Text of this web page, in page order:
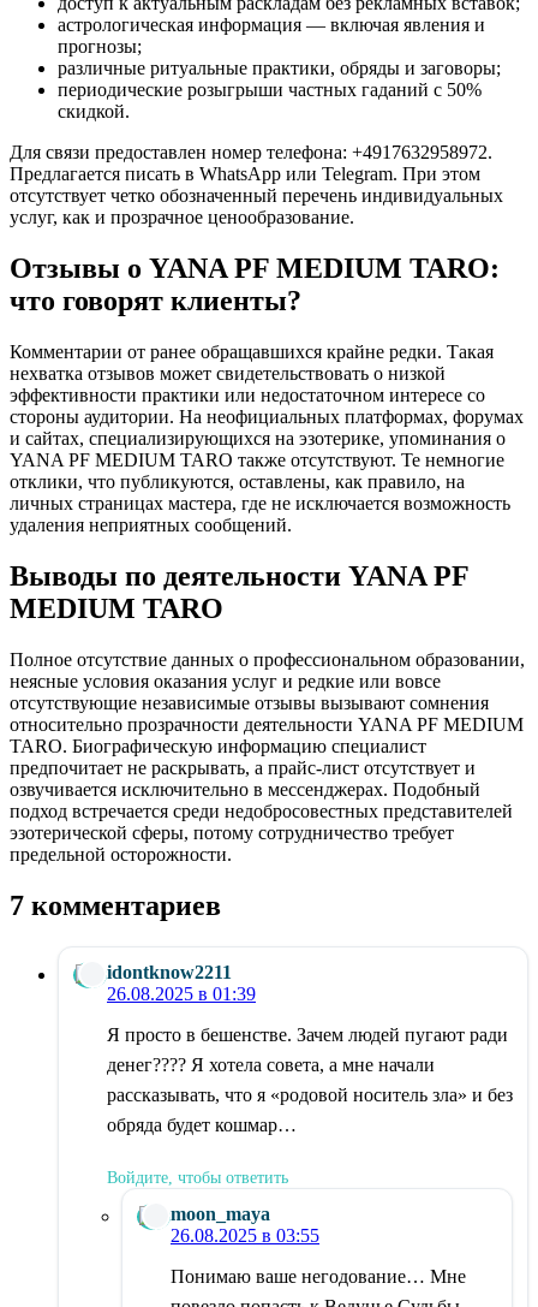
астрологическая информация — включая явления и
прогнозы;
различные ритуальные практики, обряды и заговоры;
периодические розыгрыши частных гаданий с 50%
скидкой.
Для связи предоставлен номер телефона: +4917632958972.
Предлагается писать в WhatsApp или Telegram. При этом
отсутствует четко обозначенный перечень индивидуальных
услуг, как и прозрачное ценообразование.
Отзывы о YANA PF MEDIUM TARO:
что говорят клиенты?
Комментарии от ранее обращавшихся крайне редки. Такая
нехватка отзывов может свидетельствовать о низкой
эффективности практики или недостаточном интересе со
стороны аудитории. На неофициальных платформах, форумах
и сайтах, специализирующихся на эзотерике, упоминания о
YANA PF MEDIUM TARO также отсутствуют. Те немногие
отклики, что публикуются, оставлены, как правило, на
личных страницах мастера, где не исключается возможность
удаления неприятных сообщений.
Выводы по деятельности YANA PF
MEDIUM TARO
Полное отсутствие данных о профессиональном образовании,
неясные условия оказания услуг и редкие или вовсе
отсутствующие независимые отзывы вызывают сомнения
относительно прозрачности деятельности YANA PF MEDIUM
TARO. Биографическую информацию специалист
предпочитает не раскрывать, а прайс-лист отсутствует и
озвучивается исключительно в мессенджерах. Подобный
подход встречается среди недобросовестных представителей
эзотерической сферы, потому сотрудничество требует
предельной осторожности.
7 комментариев
idontknow2211
26.08.2025 в 01:39
Я просто в бешенстве. Зачем людей пугают ради
денег???? Я хотела совета, а мне начали
рассказывать, что я «родовой носитель зла» и без
обряда будет кошмар…
Войдите, чтобы ответить
moon_maya
26.08.2025 в 03:55
Понимаю ваше негодование… Мне